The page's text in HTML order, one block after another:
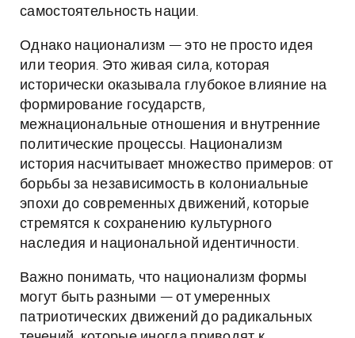
самостоятельность нации.
Однако национализм — это не просто идея
или теория. Это живая сила, которая
исторически оказывала глубокое влияние на
формирование государств,
межнациональные отношения и внутренние
политические процессы. Национализм
история насчитывает множество примеров: от
борьбы за независимость в колониальные
эпохи до современных движений, которые
стремятся к сохранению культурного
наследия и национальной идентичности.
Важно понимать, что национализм формы
могут быть разными — от умеренных
патриотических движений до радикальных